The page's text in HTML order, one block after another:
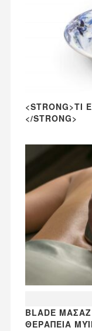
</STRONG>
BLADE
ΘΕΡΑΠΕΊΑ